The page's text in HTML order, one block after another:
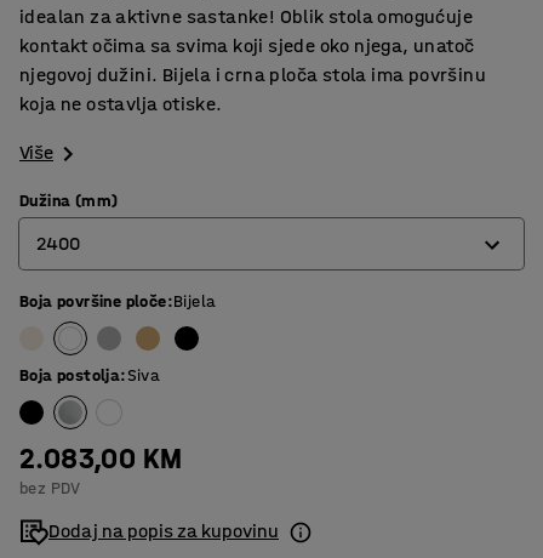
idealan za aktivne sastanke! Oblik stola omogućuje
kontakt očima sa svima koji sjede oko njega, unatoč
njegovoj dužini. Bijela i crna ploča stola ima površinu
koja ne ostavlja otiske.
Više
Dužina (mm)
2400
2400
3200
4000
Boja površine ploče:Bijela
Boja postolja:Siva
2.083,00 KM
bez PDV
Dodaj na popis za kupovinu